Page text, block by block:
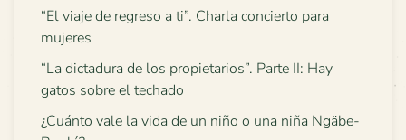
“El viaje de regreso a ti”. Charla concierto para
mujeres
“La dictadura de los propietarios”. Parte II: Hay
gatos sobre el techado
¿Cuánto vale la vida de un niño o una niña Ngäbe-